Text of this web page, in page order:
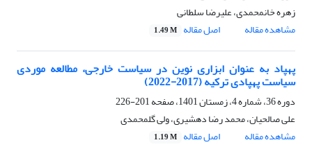
زهره خانمحمدی، علیرضا سلطانی
مشاهده مقاله
اصل مقاله 1.49 M
پهپاد به عنوان ابزاری نوین در سیاست خارجی، مطالعه موردی
سیاست پهپادی ترکیه (2017-2022)
دوره 36، شماره 4، زمستان 1401، صفحه
201-226
علی صالحیان، محمد رضا دهشیری، ولی گلمحمدی
مشاهده مقاله
اصل مقاله 1.19 M